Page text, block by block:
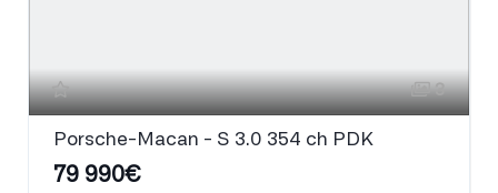
3
Porsche-Macan - S 3.0 354 ch PDK
79 990€